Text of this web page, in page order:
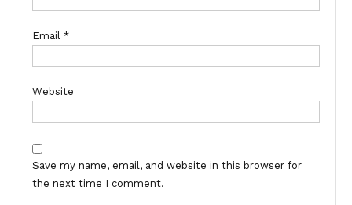
Email *
Website
Save my name, email, and website in this browser for
the next time I comment.